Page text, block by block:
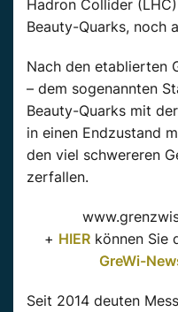
Hadron Collider
Beauty-Quarks, noch
Nach den etablierten
– dem sogenannten
Beauty-Quarks mit
in einen Endzustand
den viel schwereren
zerfallen.
+ HIER können Sie
GreWi-
Seit 2014 deuten